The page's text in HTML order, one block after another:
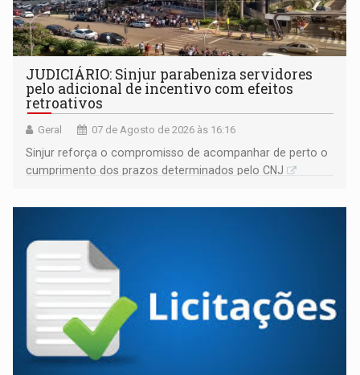
JUDICIÁRIO: Sinjur parabeniza servidores
pelo adicional de incentivo com efeitos
retroativos
Geral 07 de Agosto de 2026 às 16:16
Sinjur reforça o compromisso de acompanhar de perto o
cumprimento dos prazos determinados pelo CNJ